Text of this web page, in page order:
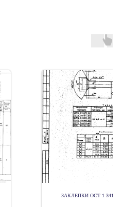
ЗАКЛЕПКИ ОСТ 1 34100-